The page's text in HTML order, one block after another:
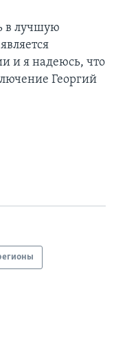
в лучшую
и я надеюсь, что
Георгий